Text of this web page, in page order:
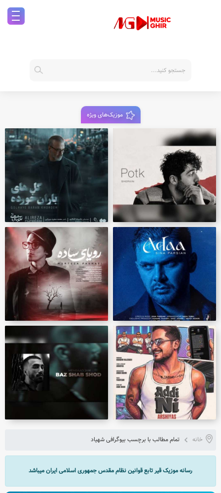
موزیک‌های ویژه
خانه تمام مطالب با برچسب بیوگرافی شهیاد
رسانه موزیک قیر تابع قوانین نظام مقدس جمهوری اسلامی ایران میباشد